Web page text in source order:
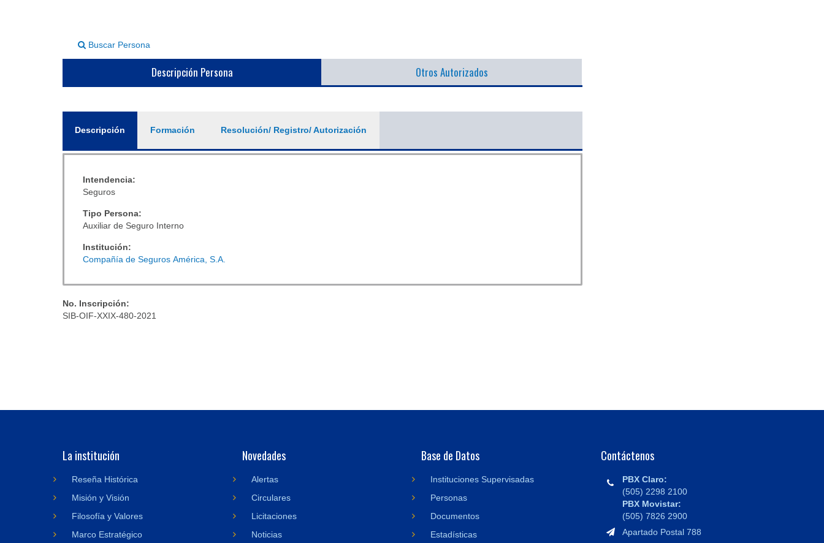
Buscar Persona
Descripción Persona Otros Autorizados
Descripción (solapaFormación Resolución/ Registro/ Autorización
Intendencia:
Seguros
Tipo Persona:
Auxiliar de Seguro Interno
Institución:
Compañía de Seguros América, S.A.
No. Inscripción:
SIB-OIF-XXIX-480-2021
La institución
Reseña Histórica
Misión y Visión
Filosofía y Valores
Marco Estratégico
Novedades
Alertas
Circulares
Licitaciones
Noticias
Base de Datos
Instituciones Supervisadas
Personas
Documentos
Estadísticas
Contáctenos
PBX Claro:
(505) 2298 2100
PBX Movistar:
(505) 7826 2900
Apartado Postal 788